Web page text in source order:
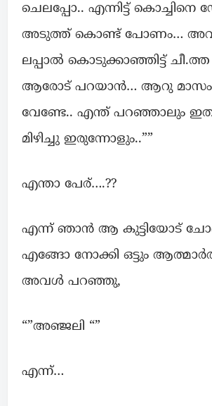
ചെലപ്പോ.. എന്നിട്ട് കൊച്ചിനെ
അടുത്ത് കൊണ്ട് പോണം…
ലപ്പാൽ കൊടുക്കാഞ്ഞിട്ട്
ആരോട് പറയാൻ… ആറു
വേണ്ടേ.. എന്ത് പറഞ്ഞാലും
മിഴിച്ചു ഇരുന്നോളും..””
എന്താ പേര്….??
എന്ന് ഞാൻ ആ കുട്ടിയോട്
എങ്ങോ നോക്കി ഒട്ടും
അവൾ പറഞ്ഞു,
“”അഞ്ജലി “”
എന്ന്…